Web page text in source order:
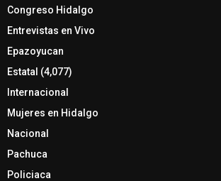
Congreso Hidalgo
Entrevistas en Vivo
Epazoyucan
Estatal (4,077)
Internacional
Mujeres en Hidalgo
Nacional
Pachuca
Policiaca